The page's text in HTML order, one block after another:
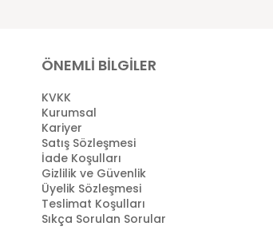
ÖNEMLİ BİLGİLER
KVKK
Kurumsal
Kariyer
Satış Sözleşmesi
İade Koşulları
Gizlilik ve Güvenlik
Üyelik Sözleşmesi
Teslimat Koşulları
Sıkça Sorulan Sorular